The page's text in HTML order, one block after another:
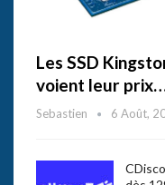
Les SSD
voient leur
Sebastien 6 Août,